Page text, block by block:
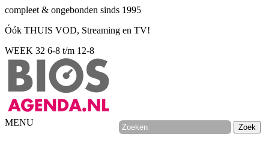
compleet & ongebonden sinds 1995
Óók THUIS VOD, Streaming en TV!
WEEK 32 6-8 t/m 12-8
MENU